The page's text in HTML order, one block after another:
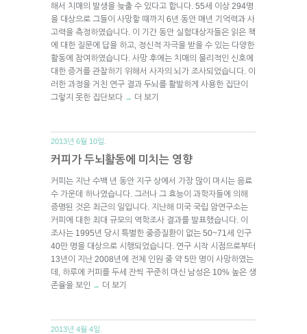
해서 치매의 발생을 늦출 수 있다고 합니다. 55세 이상 294명
을 대상으로 그들이 사망할 때까지 6년 동안 매년 기억력과 사
고력을 측정하였습니다. 이 기간 동안 실험대상자들은 읽은 책
에 대한 질문에 답을 하고, 정신적 자극을 받을 수 있는 다양한
활동에 참여하였습니다. 사망 후에는 치매의 물리적인 신호에
대한 증거를 관찰하기 위해서 사자의 뇌가 조사되었습니다. 이
러한 과정을 거친 연구 결과 두뇌를 활발하게 사용한 집단이
그렇지 못한 집단보다 → 더 보기
2013년 6월 10일.
커피가 두뇌활동에 미치는 영향
커피는 지난 수백 년 동안 지구 상에서 가장 많이 마시는 음료
수 가운데 하나였습니다. 그러나 그 효능이 과학자들에 의해
증명된 것은 최근의 일입니다. 지난해 미국 국립 암연구소는
커피에 대한 최대 규모의 역학조사 결과를 발표했습니다. 이
조사는 1995년 당시 특별한 중증질환이 없는 50~71세 인구
40만 명을 대상으로 시행되었습니다. 연구 시작 시점으로부터
13년이 지난 2008년에 전체 인원 중 약 5만 명이 사망하였는
데, 하루에 커피를 두세 잔씩 꾸준히 마신 남성은 10% 높은 생
존율을 보인 → 더 보기
2013년 4월 4일.